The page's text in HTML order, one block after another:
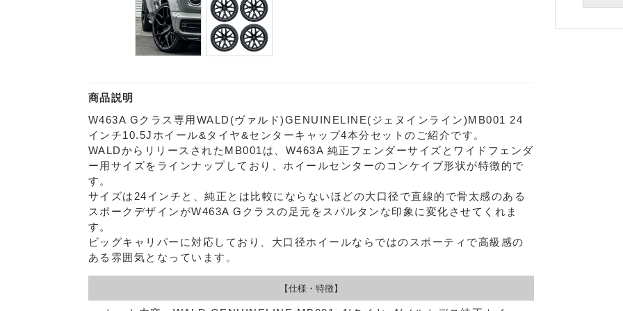
商品説明
W463A Gクラス専用WALD(ヴァルド)GENUINELINE(ジェヌインライン)MB001 24
インチ10.5Jホイール&タイヤ&センターキャップ4本分セットのご紹介です。
WALDからリリースされたMB001は、W463A 純正フェンダーサイズとワイドフェンダ
ー用サイズをラインナップしており、ホイールセンターのコンケイブ形状が特徴的で
す。
サイズは24インチと、純正とは比較にならないほどの大口径で直線的で骨太感のある
スポークデザインがW463A Gクラスの足元をスパルタンな印象に変化させてくれま
す。
ビッグキャリパーに対応しており、大口径ホイールならではのスポーティで高級感の
ある雰囲気となっています。
【仕様・特徴】